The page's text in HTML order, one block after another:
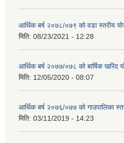
आर्थिक बर्ष २०७८/०७९ को वडा स्तरीय
मिति: 08/23/2021 - 12:28
आर्थिक बर्ष २०७७/०७८ को बार्षिक खरिद
मिति: 12/05/2020 - 08:07
आर्थिक बर्ष २०७६/०७७ को गाउपालिका
मिति: 03/11/2019 - 14:23